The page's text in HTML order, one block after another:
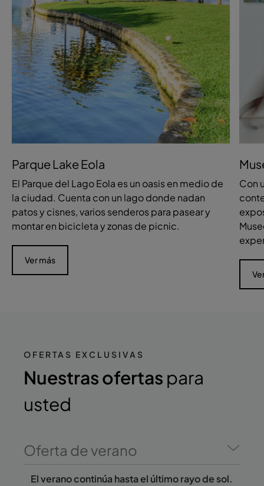
Parque Lake Eola
El Parque del Lago Eola es un oasis en medio de
la ciudad. Cuenta con un lago donde nadan
patos y cisnes, varios senderos para pasear y
montar en bicicleta y zonas de picnic.
Ver más
Con
OFERTAS EXCLUSIVAS
Nuestras ofertas para
usted
Oferta de verano
El verano continúa hasta el último rayo de sol.